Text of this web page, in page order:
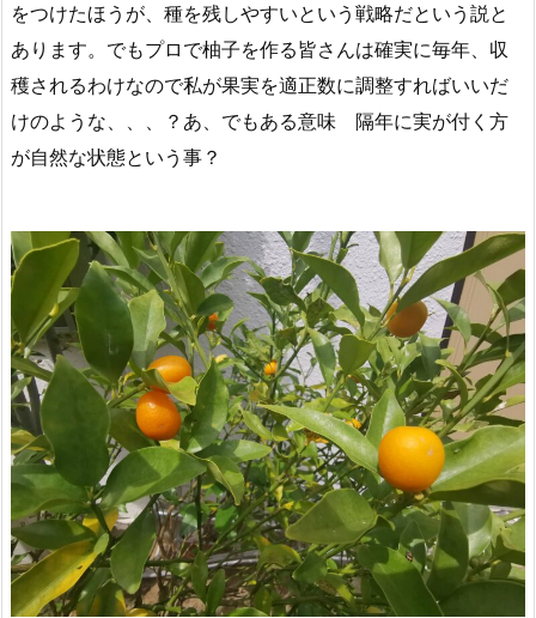
をつけたほうが、種を残しやすいという戦略だという説と
あります。でもプロで柚子を作る皆さんは確実に毎年、収
穫されるわけなので私が果実を適正数に調整すればいいだ
けのような、、、？あ、でもある意味 隔年に実が付く方
が自然な状態という事？